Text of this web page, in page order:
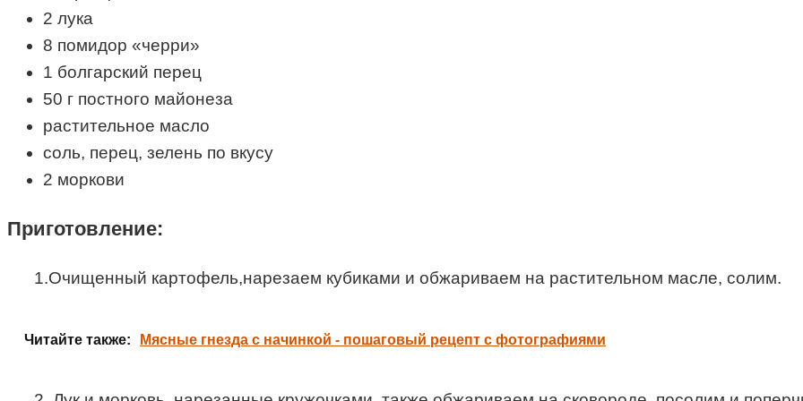
2 лука
8 помидор «черри»
1 болгарский перец
50 г постного майонеза
растительное масло
соль, перец, зелень по вкусу
2 моркови
Приготовление:
1.Очищенный картофель,нарезаем кубиками и обжариваем на растительном масле, солим.
Читайте также: Мясные гнезда с начинкой - пошаговый рецепт с фотографиями